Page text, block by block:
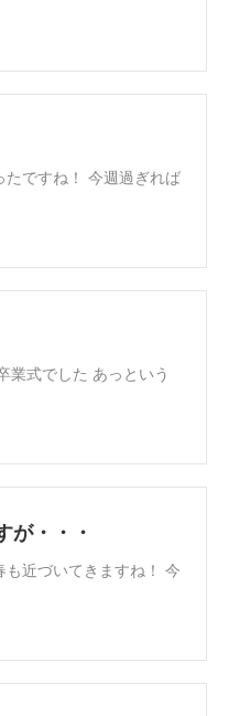
たですね！ 今週過ぎれば
業式でした あっという
が・・・
近づいてきますね！ 今